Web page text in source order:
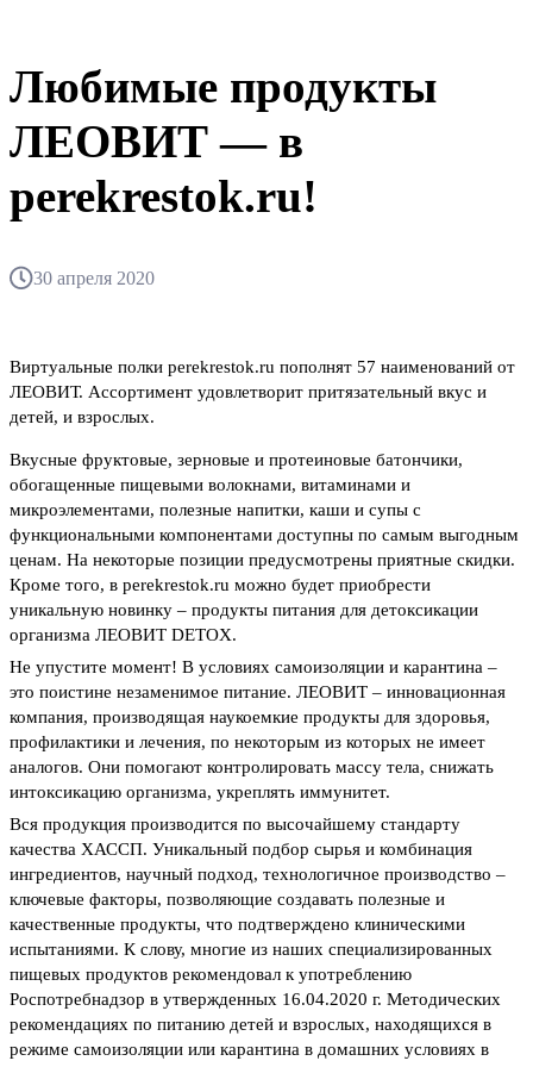
Любимые продукты
ЛЕОВИТ — в
perekrestok.ru!
30 апреля 2020
Виртуальные полки perekrestok.ru пополнят 57 наименований от
ЛЕОВИТ. Ассортимент удовлетворит притязательный вкус и
детей, и взрослых.
Вкусные фруктовые, зерновые и протеиновые батончики,
обогащенные пищевыми волокнами, витаминами и
микроэлементами, полезные напитки, каши и супы с
функциональными компонентами доступны по самым выгодным
ценам. На некоторые позиции предусмотрены приятные скидки.
Кроме того, в perekrestok.ru можно будет приобрести
уникальную новинку – продукты питания для детоксикации
организма ЛЕОВИТ DETOX.
Не упустите момент! В условиях самоизоляции и карантина –
это поистине незаменимое питание. ЛЕОВИТ – инновационная
компания, производящая наукоемкие продукты для здоровья,
профилактики и лечения, по некоторым из которых не имеет
аналогов. Они помогают контролировать массу тела, снижать
интоксикацию организма, укреплять иммунитет.
Вся продукция производится по высочайшему стандарту
качества ХАССП. Уникальный подбор сырья и комбинация
ингредиентов, научный подход, технологичное производство –
ключевые факторы, позволяющие создавать полезные и
качественные продукты, что подтверждено клиническими
испытаниями. К слову, многие из наших специализированных
пищевых продуктов рекомендовал к употреблению
Роспотребнадзор в утвержденных 16.04.2020 г. Методических
рекомендациях по питанию детей и взрослых, находящихся в
режиме самоизоляции или карантина в домашних условиях в